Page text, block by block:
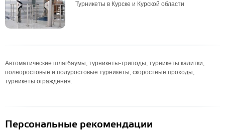
Турникеты в Курске и Курской области
Автоматические шлагбаумы, турникеты-триподы, турникеты калитки,
полноростовые и полуростовые турникеты, скоростные проходы,
турникеты ограждения.
Персональные рекомендации